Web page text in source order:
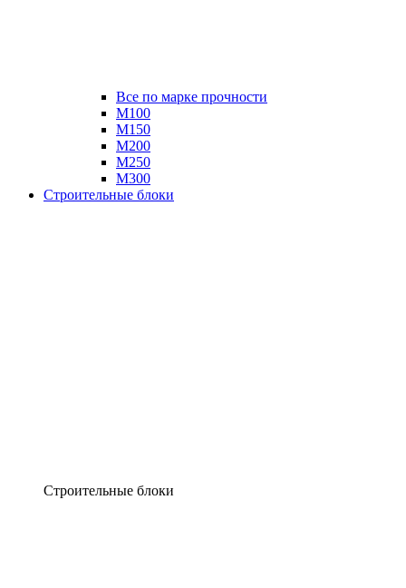
Все по марке прочности
М100
М150
М200
М250
М300
Строительные блоки
Строительные блоки